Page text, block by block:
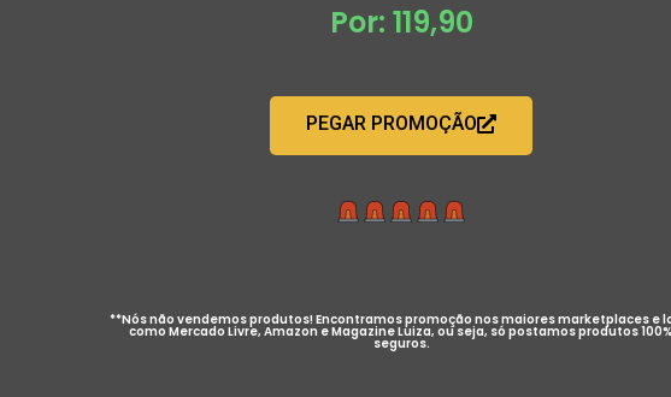
Por: 119,90
PEGAR PROMOÇÃO
**Nós não vendemos produtos! Encontramos promoção nos maiores marketplaces e
como Mercado Livre, Amazon e Magazine Luiza, ou seja, só postamos produtos 100%
seguros.